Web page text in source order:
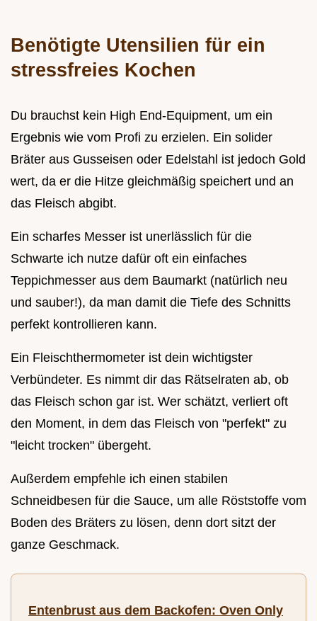
Benötigte Utensilien für ein
stressfreies Kochen
Du brauchst kein High End-Equipment, um ein
Ergebnis wie vom Profi zu erzielen. Ein solider
Bräter aus Gusseisen oder Edelstahl ist jedoch Gold
wert, da er die Hitze gleichmäßig speichert und an
das Fleisch abgibt.
Ein scharfes Messer ist unerlässlich für die
Schwarte ich nutze dafür oft ein einfaches
Teppichmesser aus dem Baumarkt (natürlich neu
und sauber!), da man damit die Tiefe des Schnitts
perfekt kontrollieren kann.
Ein Fleischthermometer ist dein wichtigster
Verbündeter. Es nimmt dir das Rätselraten ab, ob
das Fleisch schon gar ist. Wer schätzt, verliert oft
den Moment, in dem das Fleisch von "perfekt" zu
"leicht trocken" übergeht.
Außerdem empfehle ich einen stabilen
Schneidbesen für die Sauce, um alle Röststoffe vom
Boden des Bräters zu lösen, denn dort sitzt der
ganze Geschmack.
Entenbrust aus dem Backofen: Oven Only